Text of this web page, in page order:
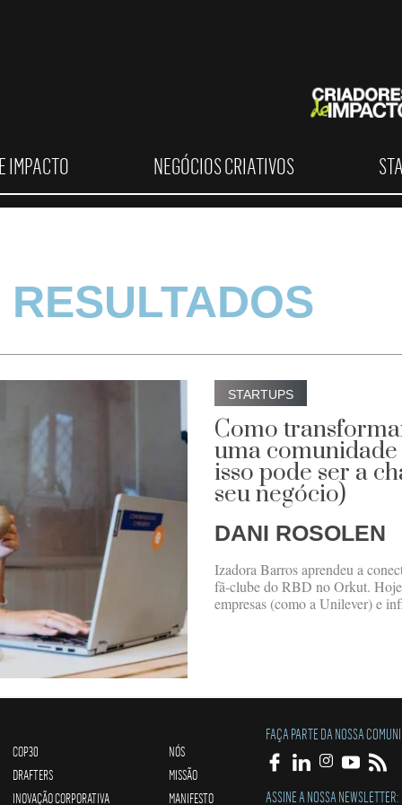
IMPACTO NEGÓCIOS CRIATIVOS
STARTUPS
Como
uma
isso pode ser a
seu negócio)
DANI ROSOLEN
Izadora Barros aprendeu a
fã-clube do RBD no Orkut.
empresas (como a Unilever) e
COP30
DRAFTERS
INOVAÇÃO CORPORATIVA
NÓS
MISSÃO
MANIFESTO
FAÇA PARTE DA NOSSA
ASSINE A NOSSA NEWSLETTER: